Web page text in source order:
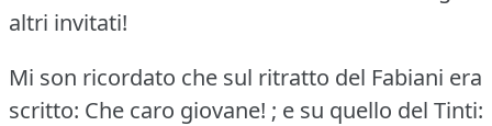
altri invitati!
Mi son ricordato che sul ritratto del Fabiani era
scritto: Che caro giovane! ; e su quello del Tinti: